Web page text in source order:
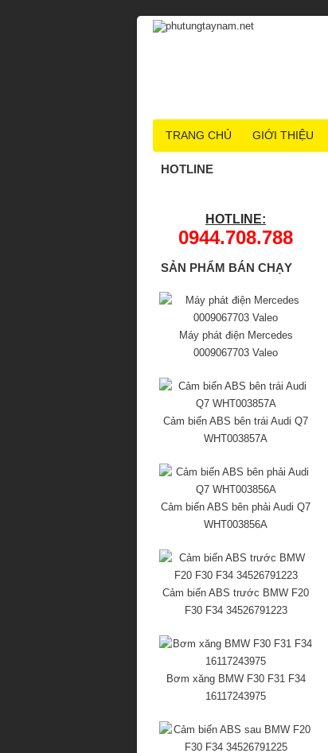
HOTLINE
HOTLINE:
0944.708.788
SẢN PHẨM BÁN CHẠY
Máy phát điện Mercedes
0009067703 Valeo
Cảm biến ABS bên trái Audi Q7
WHT003857A
Cảm biến ABS bên phải Audi Q7
WHT003856A
Cảm biến ABS trước BMW F20
F30 F34 34526791223
Bơm xăng BMW F30 F31 F34
16117243975
TRANG CHỦ GIỚI THIỆU